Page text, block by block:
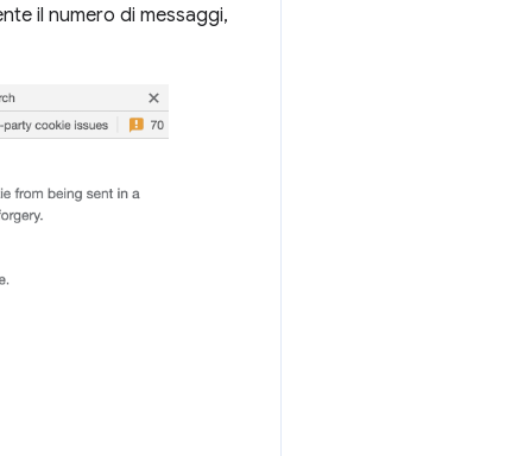
il numero di messaggi,